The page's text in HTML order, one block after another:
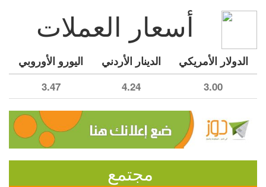
أسعار العملات
الدولار الأمريكي الدينار الأردني اليورو الأوروبي
3.00
4.24
3.47
مجتمع